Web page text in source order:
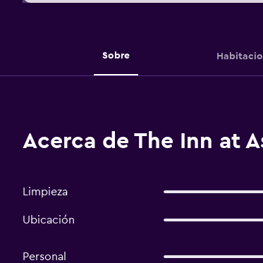
Sobre
Acerca de The Inn at
Limpieza
Ubicación
Personal